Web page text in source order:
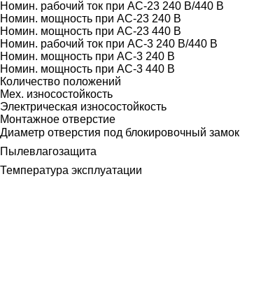
Номин. рабочий ток при АС-23 240 В/440 В
Номин. мощность при AC-23 240 В
Номин. мощность при AC-23 440 В
Номин. рабочий ток при АС-3 240 В/440 В
Номин. мощность при AC-3 240 В
Номин. мощность при AC-3 440 В
Количество положений
Мех. износостойкость
Электрическая износостойкость
Монтажное отверстие
Диаметр отверстия под блокировочный замок
Пылевлагозащита
Температура эксплуатации